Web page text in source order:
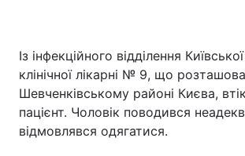
Із інфекційного відділення
клінічної лікарні № 9, що
Шевченківському районі Києва,
пацієнт. Чоловік поводився
відмовлявся одягатися.